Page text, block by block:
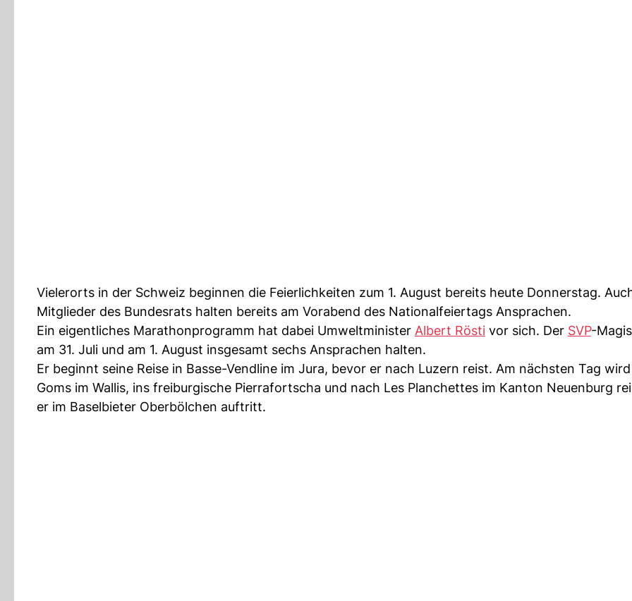
Vielerorts in der Schweiz beginnen die Feierlichkeiten zum 1. August bereits heute Donnerstag.
Mitglieder des Bundesrats halten bereits am Vorabend des Nationalfeiertags Ansprachen.
Ein eigentliches Marathonprogramm hat dabei Umweltminister Albert Rösti vor sich. Der SVP-
am 31. Juli und am 1. August insgesamt sechs Ansprachen halten.
Er beginnt seine Reise in Basse-Vendline im Jura, bevor er nach Luzern reist. Am nächsten Tag
Goms im Wallis, ins freiburgische Pierrafortscha und nach Les Planchettes im Kanton Neuenburg
er im Baselbieter Oberbölchen auftritt.